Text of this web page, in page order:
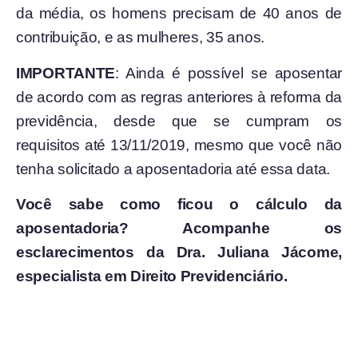
da média, os homens precisam de 40 anos de
contribuição, e as mulheres, 35 anos.
IMPORTANTE: Ainda é possível se aposentar
de acordo com as regras anteriores à reforma da
previdência, desde que se cumpram os
requisitos até 13/11/2019, mesmo que você não
tenha solicitado a aposentadoria até essa data.
Você sabe como ficou o cálculo da
aposentadoria? Acompanhe os
esclarecimentos da Dra. Juliana Jácome,
especialista em Direito Previdenciário.